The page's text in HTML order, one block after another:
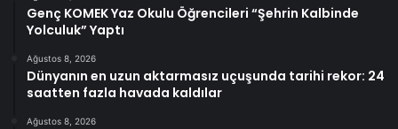
Genç KOMEK Yaz Okulu Öğrencileri “Şehrin Kalbinde
Yolculuk” Yaptı
Ağustos 8, 2026
Dünyanın en uzun aktarmasız uçuşunda tarihi rekor: 24
saatten fazla havada kaldılar
Ağustos 8, 2026